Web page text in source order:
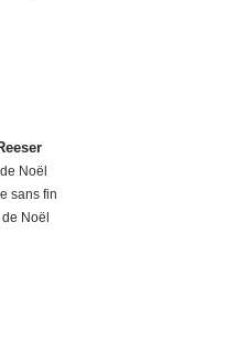
Noël
sans fin
Noël